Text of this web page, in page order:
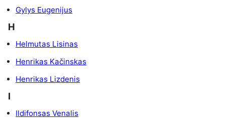
Gylys Eugenijus
H
Helmutas Lisinas
Henrikas Kačinskas
Henrikas Lizdenis
I
Ildifonsas Venalis